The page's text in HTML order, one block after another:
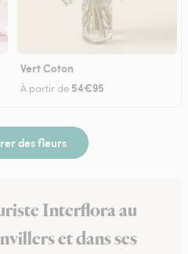
Vert Coton
À partir de 54€95
des fleurs
Interflora au
et dans ses